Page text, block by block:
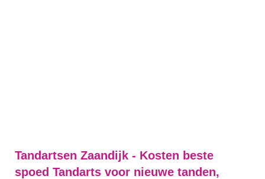
Tandartsen Zaandijk - Kosten beste
spoed Tandarts voor nieuwe tanden,